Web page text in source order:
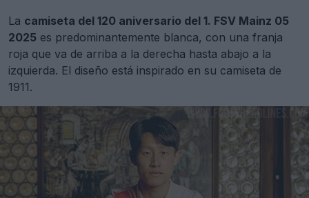
La camiseta del 120 aniversario del 1. FSV Mainz 05
2025 es predominantemente blanca, con una franja
roja que va de arriba a la derecha hasta abajo a la
izquierda. El diseño está inspirado en su camiseta de
1911.